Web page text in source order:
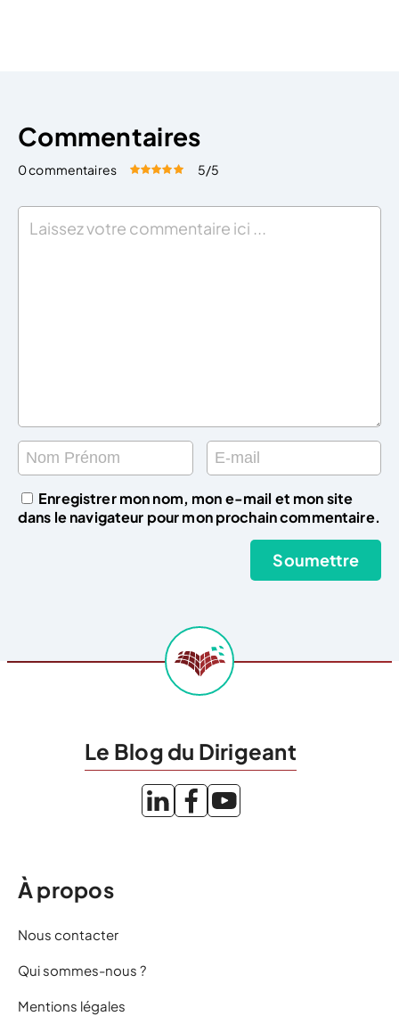
Commentaires
0 commentaires Évaluez cet article:
5/5
Enregistrer mon nom, mon e-mail et mon site
dans le navigateur pour mon prochain commentaire.
Le Blog du Dirigeant
À propos
Nous contacter
Qui sommes-nous ?
Mentions légales